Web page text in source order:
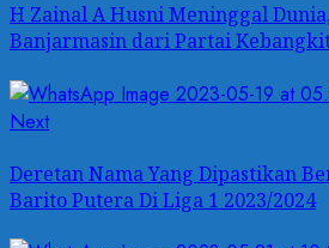
H Zainal A Husni Meninggal
Banjarmasin dari Partai
Next
Deretan Nama Yang Dipastikan
Barito Putera Di Liga 1 2023/2024